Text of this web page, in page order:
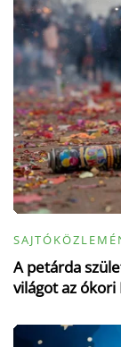
A petárda
világot az ókori